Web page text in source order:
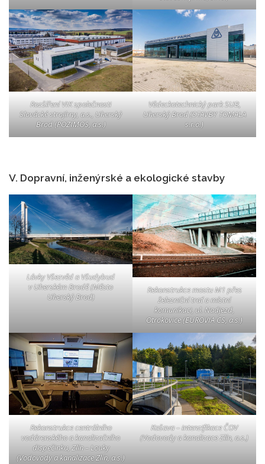
Rozšíření VIK společnosti
Slovácké strojírny, a.s., Uherský
Brod (POZIMOS, a.s.)
Vědeckotechnický park SUB,
Uherský Brod (STAVBY TOMALA
s.r.o.)
V. Dopravní, inženýrské a ekologické stavby
Lávky Všezvěd a Všudybud
v Uherském Brodě (Město
Uherský Brod)
Rekonstrukce mostu M1 přes
železniční trať a místní
komunikaci, ul. Nadjezd,
Otrokovice (EUROVIA CS, a.s.)
Rekonstrukce centrálního
vodárenského a kanalizačního
dispečinku, Zlín – Louky
(Vodovody a kanalizace Zlín, a.s.)
Kašava – intenzifikace ČOV
(Vodovody a kanalizace Zlín, a.s.)